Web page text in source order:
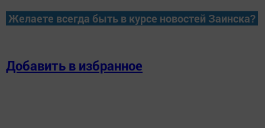
Желаете всегда быть в курсе новостей Заинска?
Добавить в избранное